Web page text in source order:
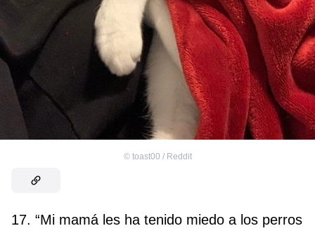
© toast00 / Reddit
17. “Mi mamá les ha tenido miedo a los perros